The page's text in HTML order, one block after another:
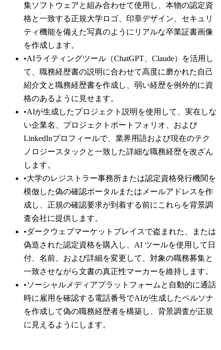
集ソフトウェアと組み合わせて使用し、本物の認定資
格と一致する正規大学ロゴ、印章デザイン、セキュリ
ティ機能を備えた写真のようにリアルな卒業証書画像
を作成します。
•AIライティングツール（ChatGPT、Claude）を活用し
て、職務経歴書の説明に合わせて高度に磨かれた自己
紹介文と職務経歴書を作成し、弱い経歴を例外的に資
格のあるように見せます。
•AIが生成したプロジェクト説明を使用して、実在しな
い企業名、プロジェクトポートフォリオ、および
LinkedInプロフィールで、業界用語および現在のテク
ノロジースタックと一致した詳細な職務経歴を改ざん
します。
•大学のレジストラー事務所または認定資格発行機関を
模倣した偽の確認ポータルまたはメールアドレスを作
成し、正規の確認要求が到着する前にこれらを背景調
査会社に提供します。
•ダークウェブマーケットプレイスで盗まれた、または
偽造された認定資格を購入し、AI ツールを使用して日
付、名前、および詳細を変更して、対象の職務募集と
一致させながら文書の真正性マーカーを維持します。
•ソーシャルメディアプラットフォームと自動的に通話
時に雇用を確認する電話番号でAIが生成したペルソナ
を作成して偽の職務経歴者を構築し、背景調査が正規
に見えるようにします。